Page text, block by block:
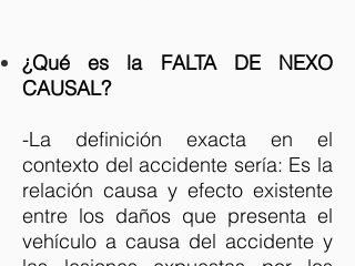
¿Qué es la FALTA DE NEXO
CAUSAL?
-La definición exacta en el
contexto del accidente sería: Es la
relación causa y efecto existente
entre los daños que presenta el
vehículo a causa del accidente y